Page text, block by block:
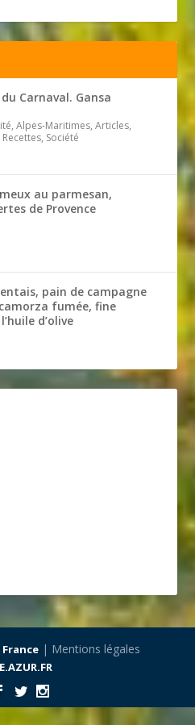
du Carnaval. Gansa
Alpes-Maritimes, Articles,
Société
au parmesan,
de Provence
pain de campagne
fumée, fine
d’olive
France| Mentions légales